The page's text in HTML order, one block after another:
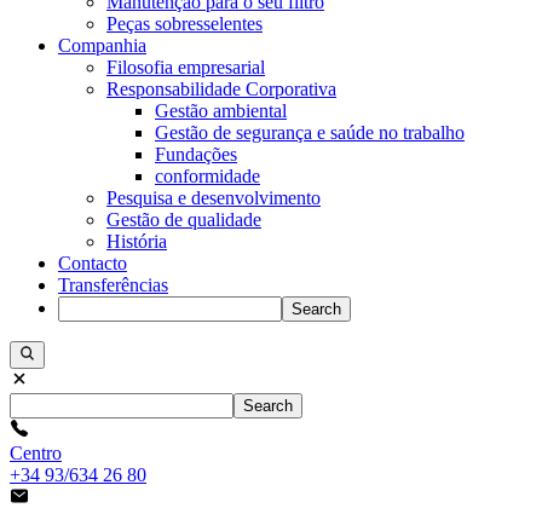
Peças sobresselentes
Companhia
Filosofia empresarial
Responsabilidade Corporativa
Gestão ambiental
Gestão de segurança e saúde no trabalho
Fundações
conformidade
Pesquisa e desenvolvimento
Gestão de qualidade
História
Contacto
Transferências
Search
Search
Centro
+34 93/634 26 80